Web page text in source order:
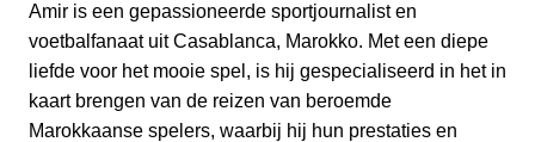
Amir is een gepassioneerde sportjournalist en
voetbalfanaat uit Casablanca, Marokko. Met een diepe
liefde voor het mooie spel, is hij gespecialiseerd in het in
kaart brengen van de reizen van beroemde
Marokkaanse spelers, waarbij hij hun prestaties en